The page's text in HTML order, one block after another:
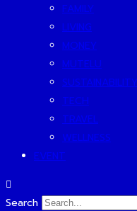
FAMILY
LIVING
MONEY
MUTELU
SUSTAINABILITY
TECH
TRAVEL
WELLNESS
EVENT
Search